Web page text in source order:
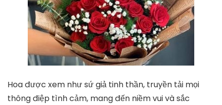
Hoa được xem như sứ giả tinh thần, truyền tải mọi
thông điệp tình cảm, mang đến niềm vui và sắc